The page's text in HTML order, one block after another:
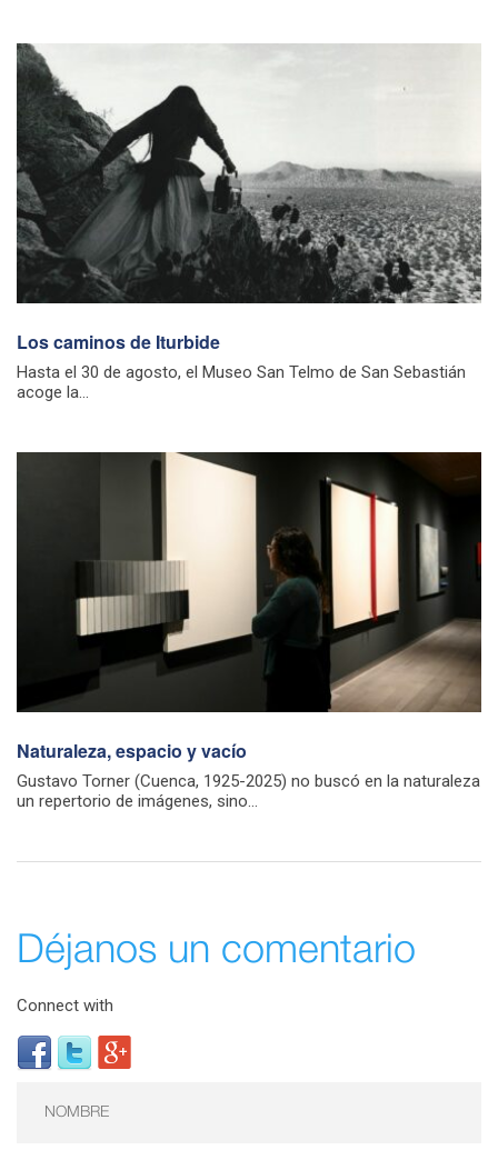
Los caminos de Iturbide
Hasta el 30 de agosto, el Museo San Telmo de San Sebastián
acoge la...
Naturaleza, espacio y vacío
Gustavo Torner (Cuenca, 1925-2025) no buscó en la naturaleza
un repertorio de imágenes, sino...
Déjanos un comentario
Connect with